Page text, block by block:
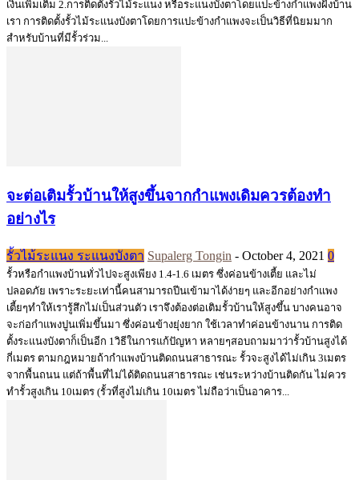
เงินเพิ่มเติม 2.การติดตั้งรั้วไม้ระแนง หรือระแนงบังตาโดยแปะข้างกำแพงฝั่งบ้าน
เรา การติดตั้งรั้วไม้ระแนงบังตาโดยการแปะข้างกำแพงจะเป็นวิธีที่นิยมมาก
สำหรับบ้านที่มีรั้วร่วม...
จะต่อเติมรั้วบ้านให้สูงขึ้นจากกำแพงเดิมควรต้องทำ
อย่างไร
รั้วไม้ระแนง ระแนงบังตา Supalerg Tongin - October 4, 2021 0
รั้วหรือกำแพงบ้านทั่วไปจะสูงเพียง 1.4-1.6 เมตร ซึ่งค่อนข้างเตี้ย และไม่
ปลอดภัย เพราะระยะเท่านี้คนสามารถปีนเข้ามาได้ง่ายๆ และอีกอย่างกำแพง
เตี้ยๆทำให้เรารู้สึกไม่เป็นส่วนตัว เราจึงต้องต่อเติมรั้วบ้านให้สูงขึ้น บางคนอาจ
จะก่อกำแพงปูนเพิ่มขึ้นมา ซึ่งค่อนข้างยุ่งยาก ใช้เวลาทำค่อนข้างนาน การติด
ตั้งระแนงบังตาก็เป็นอีก 1วิธีในการแก้ปัญหา หลายๆสอบถามมาว่ารั้วบ้านสูงได้
กี่เมตร ตามกฎหมายถ้ากำแพงบ้านติดถนนสาธารณะ รั้วจะสูงได้ไม่เกิน 3เมตร
จากพื้นถนน แต่ถ้าพื้นที่ไม่ได้ติดถนนสาธารณะ เช่นระหว่างบ้านติดกัน ไม่ควร
ทำรั้วสูงเกิน 10เมตร (รั้วที่สูงไม่เกิน 10เมตร ไม่ถือว่าเป็นอาคาร...